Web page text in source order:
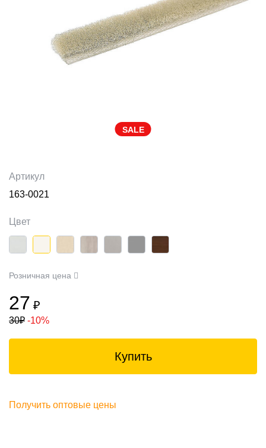
SALE
Артикул
163-0021
Цвет
Розничная цена
27 ₽
30₽ -10%
Купить
Получить оптовые цены